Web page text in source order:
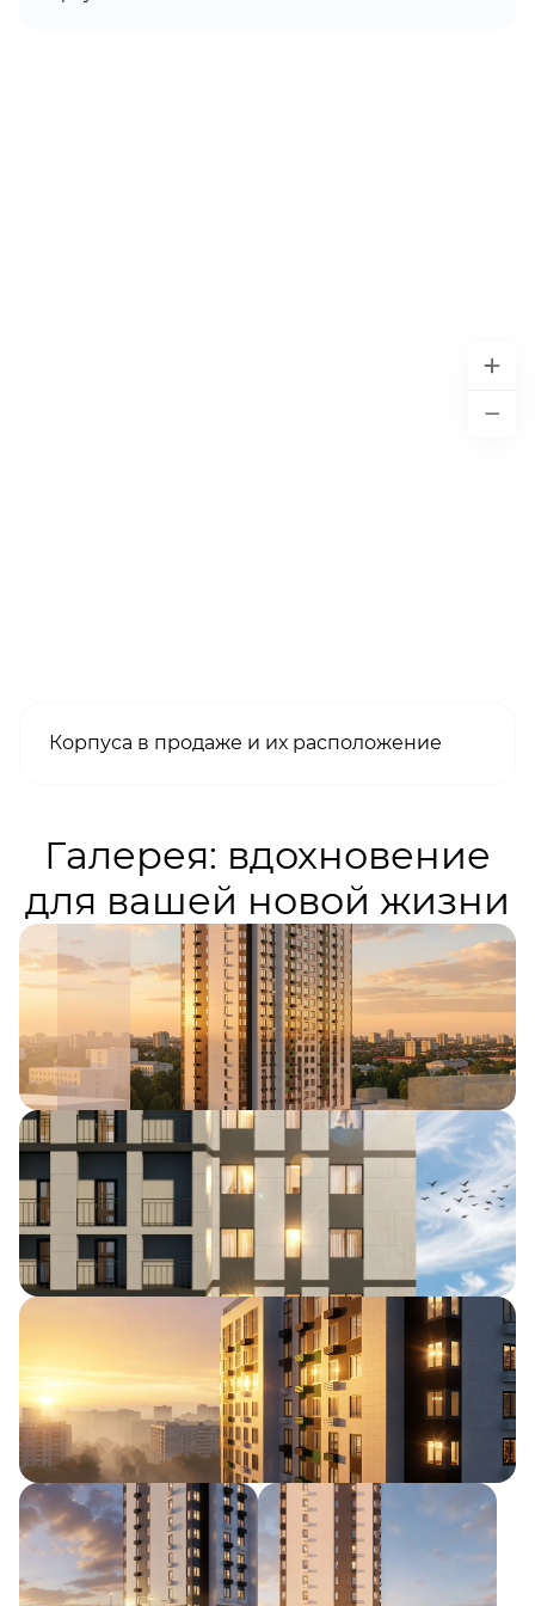
Корпуса в продаже и их расположение
Галерея: вдохновение
для вашей новой жизни